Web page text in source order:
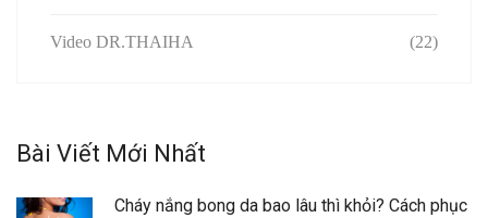
Video DR.THAIHA (22)
Bài Viết Mới Nhất
Cháy nắng bong da bao lâu thì khỏi? Cách phục